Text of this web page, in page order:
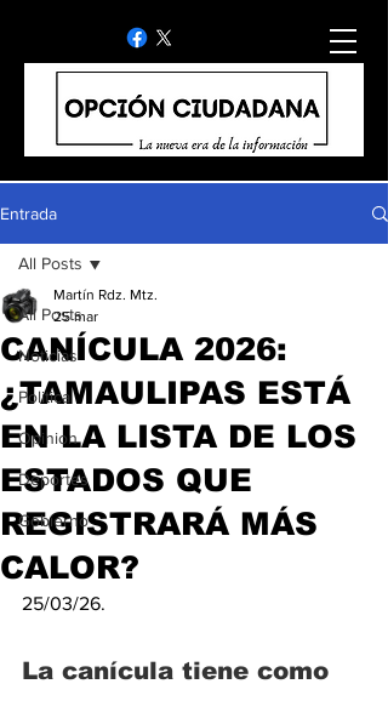
Entrada
All Posts
Noticias
Politica
Opinion
Deportes
Gobierno
All Posts
CANÍCULA 2026:
¿TAMAULIPAS ESTÁ
EN LA LISTA DE LOS
ESTADOS QUE
REGISTRARÁ MÁS
CALOR?
Martín Rdz. Mtz.
25 mar
25/03/26.
La canícula tiene como